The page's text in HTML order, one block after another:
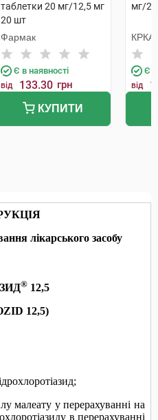
таблетки 20 мг/12,5 мг
20 шт
Фармак
Є в наявності
від 133.30 грн
КУПИТИ
мг/
КРКА
Є в
від